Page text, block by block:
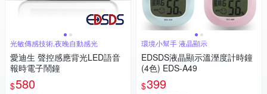
光敏傳感技術,夜晚自動感光
愛迪生 聲控感應背光LED語音
報時電子鬧鐘
$580
環境小幫手 液晶顯示
EDSDS液晶顯示溫溼度計時鐘
(4色) EDS-A49
$399